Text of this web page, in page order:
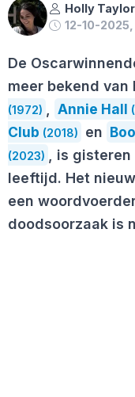
Holly Taylor
12-10-2025,
De
meer bekend van
(1972) , Annie Hall
Club (2018) en
(2023) , is
leeftijd. Het
een
doodsoorzaak is